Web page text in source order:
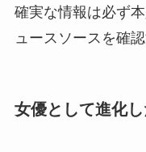
確実な情報は必ず
ュースソースを確
女優として進化